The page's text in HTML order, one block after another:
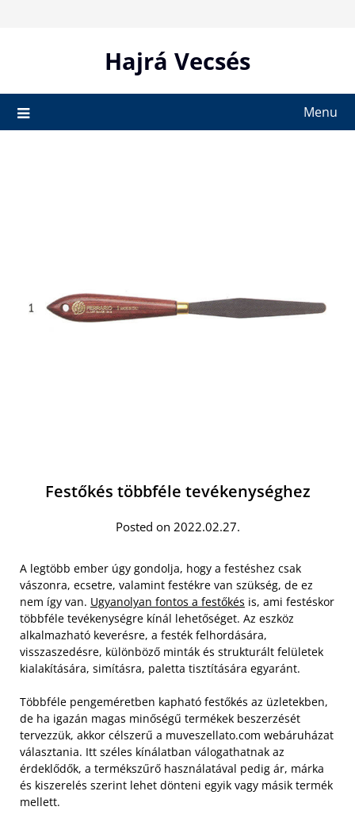
Hajrá Vecsés
Menu
Festőkés többféle tevékenységhez
Posted on 2022.02.27.
A legtöbb ember úgy gondolja, hogy a festéshez csak
vászonra, ecsetre, valamint festékre van szükség, de ez
nem így van. Ugyanolyan fontos a festőkés is, ami festéskor
többféle tevékenységre kínál lehetőséget. Az eszköz
alkalmazható keverésre, a festék felhordására,
visszaszedésre, különböző minták és strukturált felületek
kialakítására, simításra, paletta tisztítására egyaránt.
Többféle pengeméretben kapható festőkés az üzletekben,
de ha igazán magas minőségű termékek beszerzését
tervezzük, akkor célszerű a muveszellato.com webáruházat
választania. Itt széles kínálatban válogathatnak az
érdeklődők, a termékszűrő használatával pedig ár, márka
és kiszerelés szerint lehet dönteni egyik vagy másik termék
mellett.